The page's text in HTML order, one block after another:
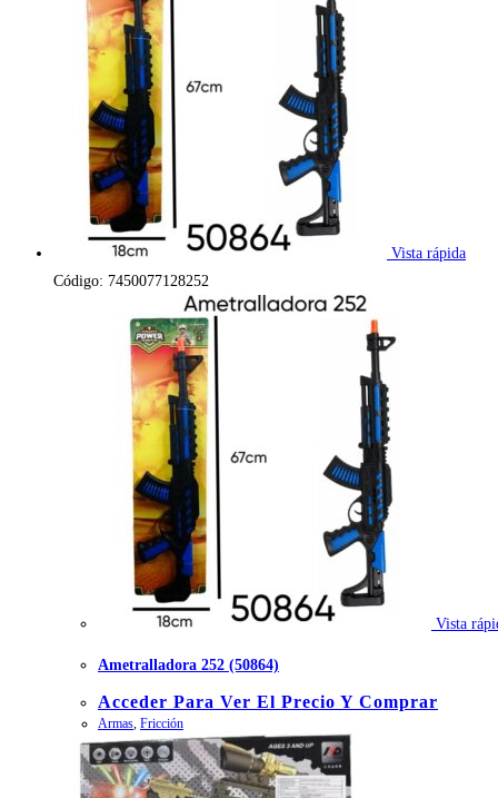
Vista rápida
Código: 7450077128252
Vista
Ametralladora 252 (50864)
Acceder Para Ver El Precio Y Comprar
Armas, Fricción